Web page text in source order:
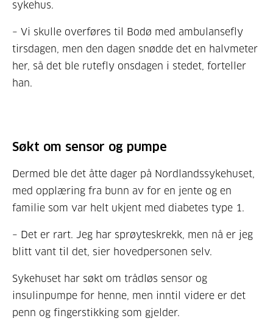
sykehus.
– Vi skulle overføres til Bodø med ambulansefly
tirsdagen, men den dagen snødde det en halvmeter
her, så det ble rutefly onsdagen i stedet, forteller
han.
Søkt om sensor og pumpe
Dermed ble det åtte dager på Nordlandssykehuset,
med opplæring fra bunn av for en jente og en
familie som var helt ukjent med diabetes type 1.
– Det er rart. Jeg har sprøyteskrekk, men nå er jeg
blitt vant til det, sier hovedpersonen selv.
Sykehuset har søkt om trådløs sensor og
insulinpumpe for henne, men inntil videre er det
penn og fingerstikking som gjelder.